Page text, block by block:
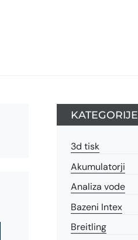
KATEGORIJE
3d tisk
Akumulatorji
Analiza vode
Bazeni Intex
Breitling